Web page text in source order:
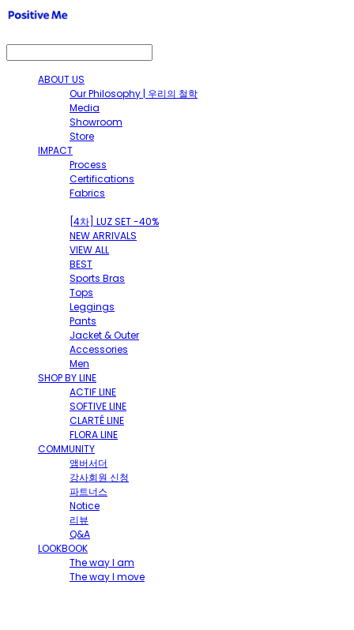
ABOUT US
Our Philosophy | 우리의 철학
Media
Showroom
Store
IMPACT
Process
Certifications
Fabrics
[4차] LUZ SET -40%
NEW ARRIVALS
VIEW ALL
BEST
Sports Bras
Tops
Leggings
Pants
Jacket & Outer
Accessories
Men
SHOP BY LINE
ACTIF LINE
SOFTIVE LINE
CLARTÉ LINE
FLORA LINE
COMMUNITY
앰버서더
강사회원 신청
파트너스
Notice
리뷰
Q&A
LOOKBOOK
The way I am
The way I move